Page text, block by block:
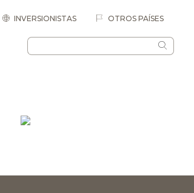
INVERSIONISTAS OTROS PAÍSES